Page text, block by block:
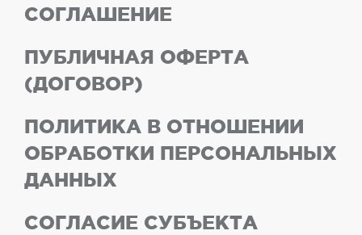
СОГЛАШЕНИЕ
ПУБЛИЧНАЯ ОФЕРТА
(ДОГОВОР)
ПОЛИТИКА В ОТНОШЕНИИ
ОБРАБОТКИ ПЕРСОНАЛЬНЫХ
ДАННЫХ
СОГЛАСИЕ СУБЪЕКТА